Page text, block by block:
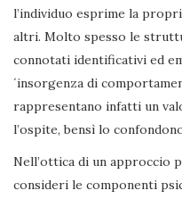
l’individuo esprime la
altri. Molto spesso le
connotati identificativi ed
´insorgenza di
rappresentano infatti un
l’ospite, bensì lo
Nell’ottica di un approccio
consideri le componenti